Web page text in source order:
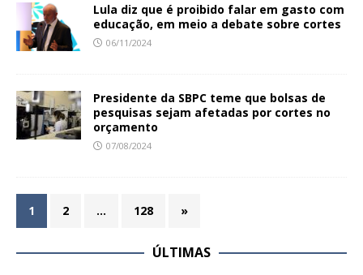
Lula diz que é proibido falar em gasto com
educação, em meio a debate sobre cortes
06/11/2024
Presidente da SBPC teme que bolsas de
pesquisas sejam afetadas por cortes no
orçamento
07/08/2024
1 2 … 128 »
ÚLTIMAS